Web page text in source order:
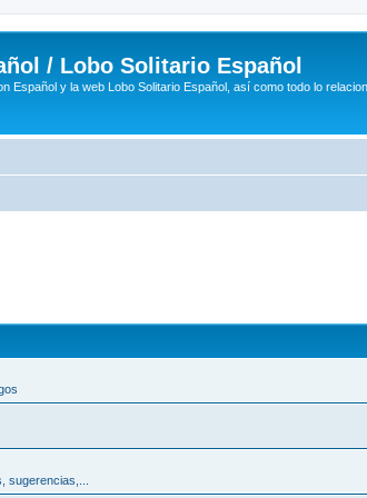
/ Lobo Solitario Español
Español y la web Lobo Solitario Español, así como todo lo
sugerencias,...